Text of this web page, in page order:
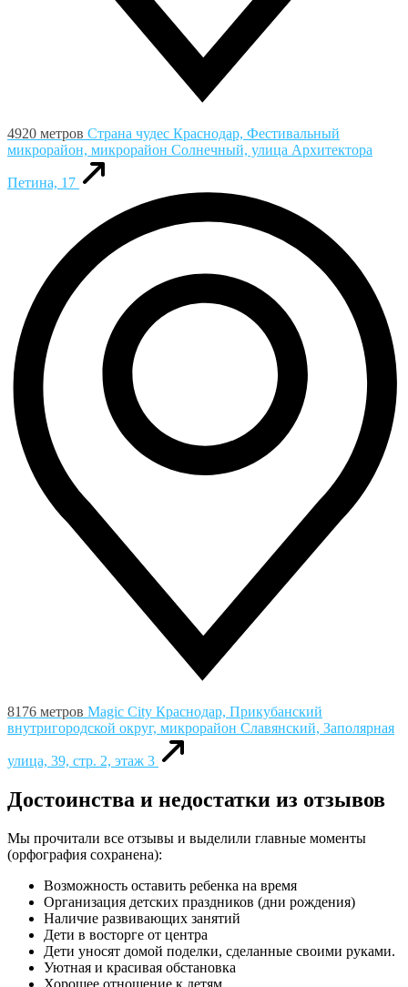
4920 метров Страна чудес Краснодар, Фестивальный
микрорайон, микрорайон Солнечный, улица Архитектора
Петина, 17
8176 метров Magic City Краснодар, Прикубанский
внутригородской округ, микрорайон Славянский, Заполярная
улица, 39, стр. 2, этаж 3
Достоинства и недостатки из отзывов
Мы прочитали все отзывы и выделили главные моменты
(орфография сохранена):
Возможность оставить ребенка на время
Организация детских праздников (дни рождения)
Наличие развивающих занятий
Дети в восторге от центра
Дети уносят домой поделки, сделанные своими руками.
Уютная и красивая обстановка
Хорошее отношение к детям